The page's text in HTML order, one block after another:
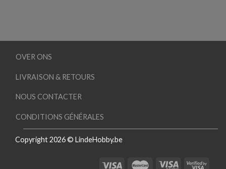
OVER ONS
LIVRAISON & RETOURS
NOUS CONTACTER
CONDITIONS GÉNÉRALES
Copyright 2026 © LindeHobby.be